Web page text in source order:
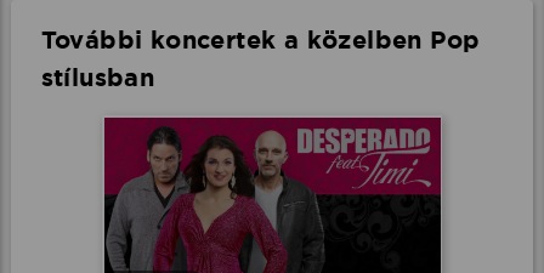
További koncertek a közelben Pop
stílusban